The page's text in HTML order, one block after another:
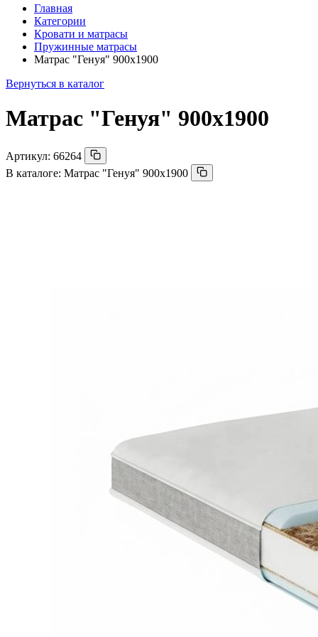
Главная
Категории
Кровати и матрасы
Пружинные матрасы
Матрас "Генуя" 900х1900
Вернуться в каталог
Матрас "Генуя" 900х1900
Артикул: 66264
В каталоге: Матрас "Генуя" 900х1900